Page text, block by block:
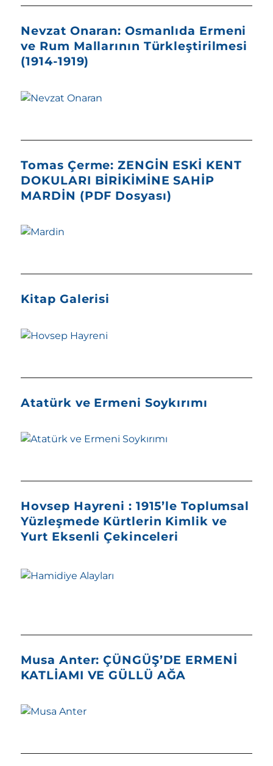
Nevzat Onaran: Osmanlıda Ermeni
ve Rum Mallarının Türkleştirilmesi
(1914-1919)
Tomas Çerme: ZENGİN ESKİ KENT
DOKULARI BİRİKİMİNE SAHİP
MARDİN (PDF Dosyası)
Kitap Galerisi
Atatürk ve Ermeni Soykırımı
Hovsep Hayreni : 1915’le Toplumsal
Yüzleşmede Kürtlerin Kimlik ve
Yurt Eksenli Çekinceleri
Musa Anter: ÇÜNGÜŞ’DE ERMENİ
KATLİAMI VE GÜLLÜ AĞA